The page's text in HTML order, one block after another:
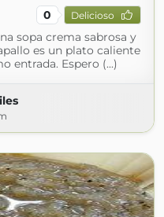
0 Delicioso
sopa crema sabrosa y
es un plato caliente
entrada. Espero (...)